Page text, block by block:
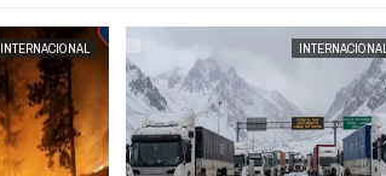
INTERNACIONAL INTERNACIONAL